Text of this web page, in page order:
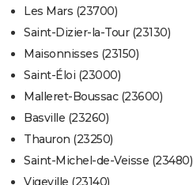
Les Mars (23700)
Saint-Dizier-la-Tour (23130)
Maisonnisses (23150)
Saint-Éloi (23000)
Malleret-Boussac (23600)
Basville (23260)
Thauron (23250)
Saint-Michel-de-Veisse (23480)
Vigeville (23140)